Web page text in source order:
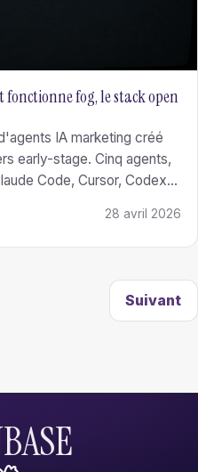
fonctionne fog, le stack open
IA marketing créé
early-stage. Cinq agents,
Code, Cursor, Codex
28 avril 2026
Suivant